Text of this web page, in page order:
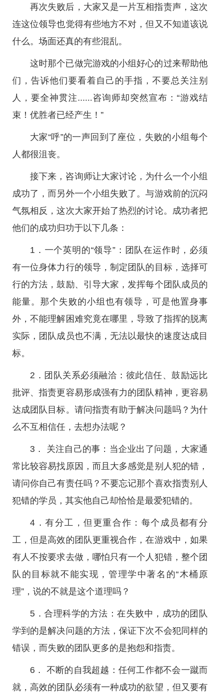
再次失败后，大家又是一片互相指责声，这次
连这位领导也觉得有些地方不对，但又不知道该说
什么。场面还真的有些混乱。
这时那个已做完游戏的小组好心的过来帮助他
们，告诉他们要看着自己的手指，不要总关注别
人，要全神贯注......咨询师却突然宣布：“游戏结
束！优胜者已经产生！”
大家“呼”的一声回到了座位，失败的小组每个
人都很沮丧。
接下来，咨询师让大家讨论，为什么一个小组
成功了，而另外一个小组失败了。与游戏前的沉闷
气氛相反，这次大家开始了热烈的讨论。成功者把
他们的成功归功于以下几条：
1．一个英明的“领导”：团队在运作时，必须
有一位身体力行的领导，制定团队的目标，选择可
行的方法，鼓励、引导大家，发挥每个团队成员的
能量。那个失败的小组也有领导，可是他置身事
外，不能理解困难究竟在哪里，导致了指挥的脱离
实际，团队成员也不满，无法以最快的速度达成目
标。
2．团队关系必须融洽：彼此信任、鼓励远比
批评、指责更容易形成强有力的团队精神，更容易
达成团队目标。请问指责有助于解决问题吗？为什
么不互相信任，去想办法呢？
3． 关注自己的事：当企业出了问题，大家通
常比较容易找原因，而且大多感觉是别人犯的错，
请问你自己有责任吗？不要忘记那个喜欢指责别人
犯错的学员，其实他自己却恰恰是最爱犯错的。
4．有分工，但更重合作：每个成员都有分
工，但是高效的团队更重视合作，在游戏中，如果
有人不按要求去做，哪怕只有一个人犯错，整个团
队的目标就不能实现，管理学中著名的“木桶原
理”，说的不就是这个道理吗？
5．合理科学的方法：在失败中，成功的团队
学到的是解决问题的方法，保证下次不会犯同样的
错误，而失败的团队更多的是抱怨和指责。
6． 不断的自我超越：任何工作都不会一蹴而
就，高效的团队必须有一种成功的欲望，但又要有